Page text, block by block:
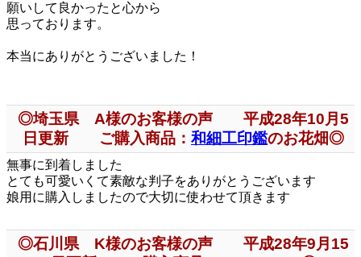
願いして良かったと心から
思っております。
本当にありがとうございました！
◎埼玉県 A様のお客様の声 平成28年10月5
日更新 ご購入商品： 和細工印鑑のお花畑◎
無事に到着しました
とても可愛いくて素敵な判子をありがとうございます
娘用に購入しましたので大切に使わせて頂きます
◎石川県 K様のお客様の声 平成28年9月15